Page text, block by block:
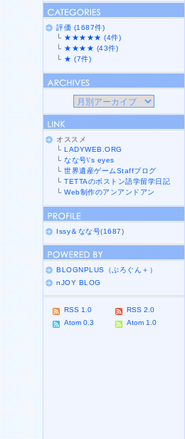
評価 (1687件)
└ ★★★★★ (4件)
└ ★★★★ (43件)
└ ★ (7件)
オススメ
└LADYWEB.ORG
└なな号\'s eyes
└世界遺産ゲームStaffブログ
└TETTAのボストン語学留学日記
└Web制作のアンアンドアン
Issy＆なな号(1687)
BLOGNPLUS（ぶろぐん＋）
nJOY BLOG
RSS 1.0
RSS 2.0
Atom 0.3
Atom 1.0